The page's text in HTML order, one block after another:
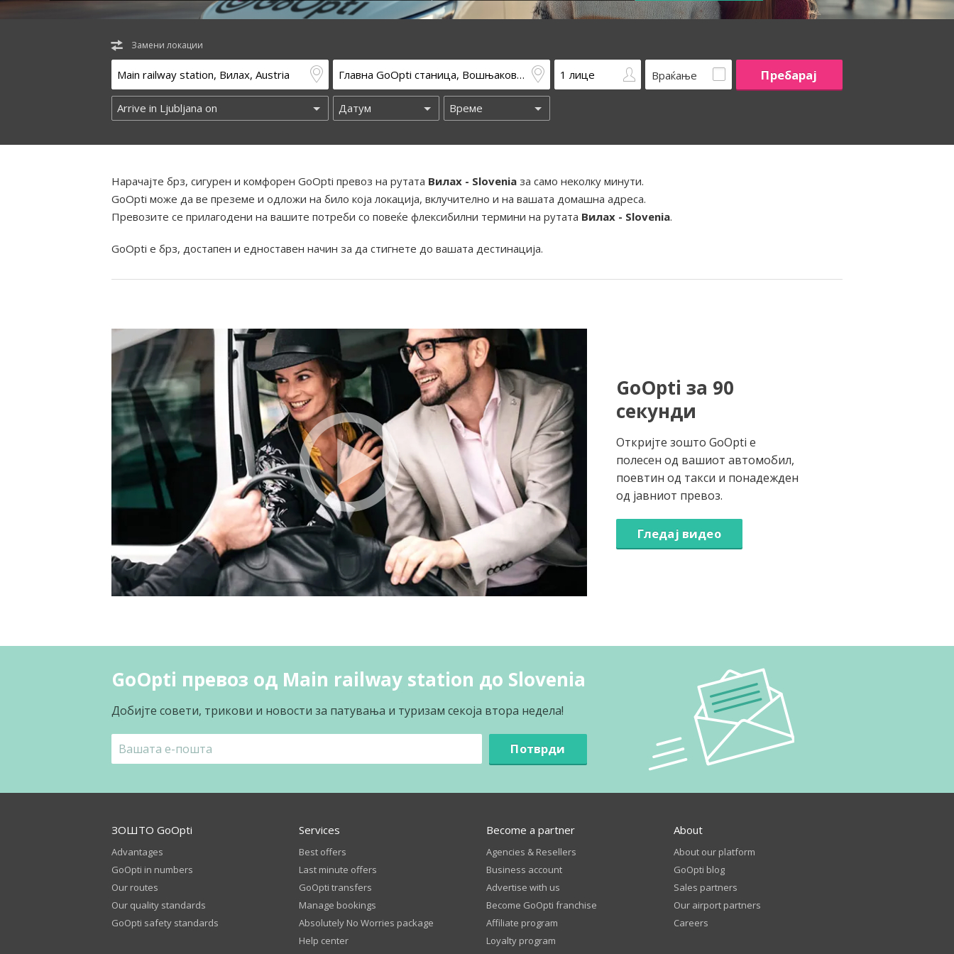
Замени локации
Враќање
Нарачајте брз, сигурен и комфорен GoOpti превоз на рутата Вилах - Slovenia за само неколку минути.
GoOpti може да ве преземе и одложи на било која локација, вклучително и на вашата домашна адреса.
Превозите се прилагодени на вашите потреби со повеќе флексибилни термини на рутата Вилах - Slovenia.
GoOpti е брз, достапен и едноставен начин за да стигнете до вашата дестинација.
GoOpti за 90
секунди
Откријте зошто GoOpti е
полесен од вашиот автомобил,
поевтин од такси и понадежден
од јавниот превоз.
Гледај видео
GoOpti превоз од Main railway station до Slovenia
Добијте совети, трикови и новости за патувања и туризам секоја втора недела!
Потврди
ЗОШТО GoOpti
Advantages
GoOpti in numbers
Our routes
Our quality standards
GoOpti safety standards
Services
Best offers
Last minute offers
GoOpti transfers
Manage bookings
Absolutely No Worries package
Help center
Become a partner
Agencies & Resellers
Business account
Advertise with us
Become GoOpti franchise
Affiliate program
Loyalty program
About
About our platform
GoOpti blog
Sales partners
Our airport partners
Careers